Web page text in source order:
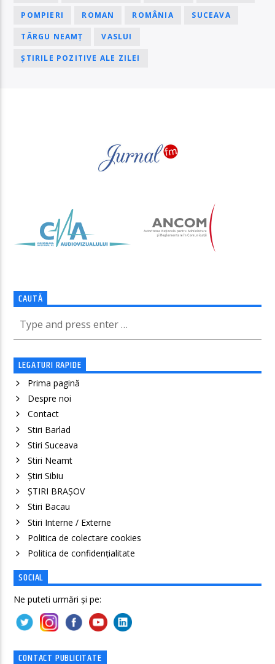
POMPIERI ROMAN ROMÂNIA SUCEAVA
TÂRGU NEAMȚ VASLUI
ȘTIRILE POZITIVE ALE ZILEI
CAUTĂ
LEGATURI RAPIDE
Prima pagină
Despre noi
Contact
Stiri Barlad
Stiri Suceava
Stiri Neamt
Știri Sibiu
ȘTIRI BRAȘOV
Stiri Bacau
Stiri Interne / Externe
Politica de colectare cookies
Politica de confidenţialitate
SOCIAL
Ne puteti urmări și pe:
CONTACT PUBLICITATE